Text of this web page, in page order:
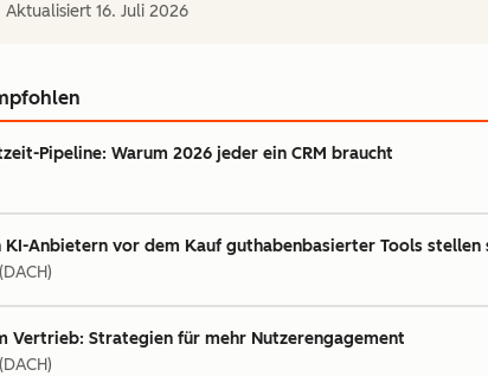
Aktualisiert 16. Juli 2026
Pipeline: Warum 2026 jeder ein CRM braucht
KI-Anbietern vor dem Kauf guthabenbasierter Tools stellen
Vertrieb: Strategien für mehr Nutzerengagement